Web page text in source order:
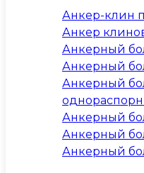
Анкер-клин
Анкер
Анкерный
Анкерный
Анкерный
Анкерный
Анкерный
Анкерный